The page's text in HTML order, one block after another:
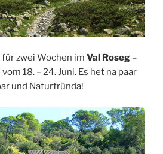
zwei Wochen im Val Roseg –
vom 18. – 24. Juni. Es het na paar
und Naturfründa!